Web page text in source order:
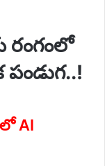
రంగంలో
పండుగ..!
AI